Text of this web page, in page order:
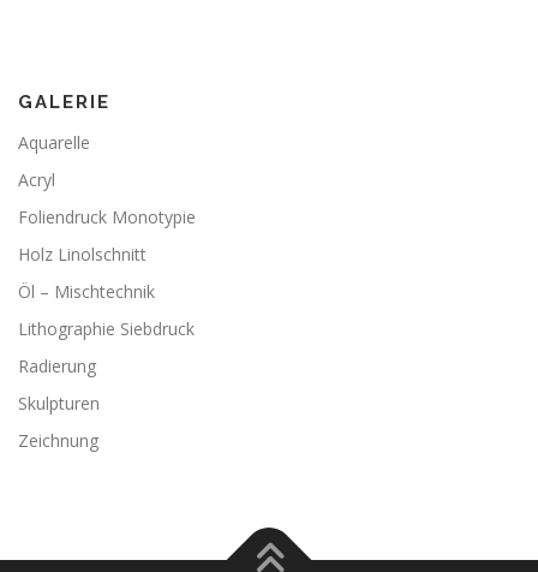
GALERIE
Aquarelle
Acryl
Foliendruck Monotypie
Holz Linolschnitt
Öl – Mischtechnik
Lithographie Siebdruck
Radierung
Skulpturen
Zeichnung